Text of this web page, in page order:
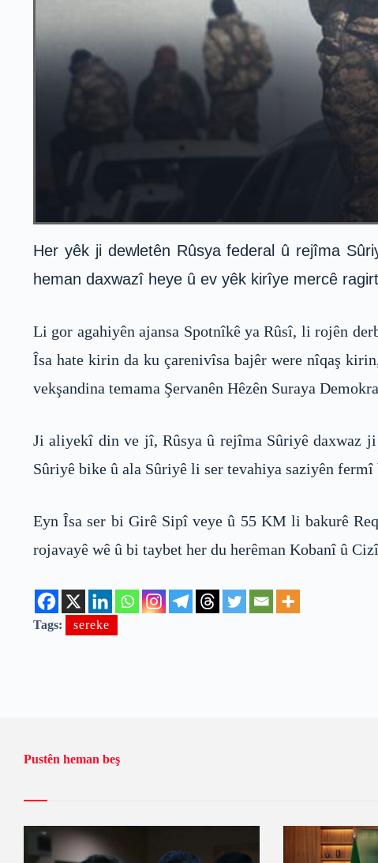
Her yêk ji dewletên Rûsya federal û rejîma
heman daxwazî heye û ev yêk kirîye mercê
Li gor agahiyên ajansa Spotnîkê ya Rûsî, li rojên
Îsa hate kirin da ku çarenivîsa bajêr were nîqaş
vekşandina temama Şervanên Hêzên Suraya
Ji aliyekî din ve jî, Rûsya û rejîma Sûriyê daxwaz
Sûriyê bike û ala Sûriyê li ser tevahiya saziyên
Eyn Îsa ser bi Girê Sipî veye û 55 KM li bakurê
rojavayê wê û bi taybet her du herêman Kobanî û
Tags: sereke
Pustên heman beş